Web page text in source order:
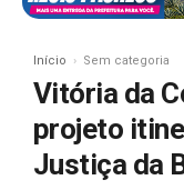
Início Sem categoria
Vitória da
projeto
Justiça da